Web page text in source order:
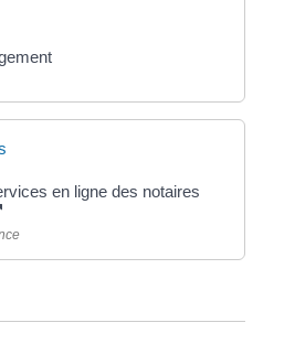
en ligne des notaires